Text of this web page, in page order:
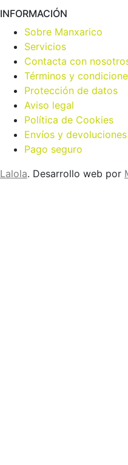
INFORMACIÓN
Sobre Manxarico
Servicios
Contacta con
Términos y
Protección de datos
Aviso legal
Política de Cookies
Envíos y devoluciones
Pago seguro
Lalola. Desarrollo web por